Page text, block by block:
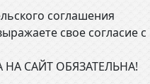
соглашения
свое согласие с
САЙТ ОБЯЗАТЕЛЬНА!